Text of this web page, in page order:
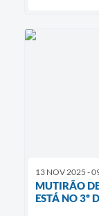
13 NOV 2025 -
MUTIRÃO
ESTÁ NO 3º